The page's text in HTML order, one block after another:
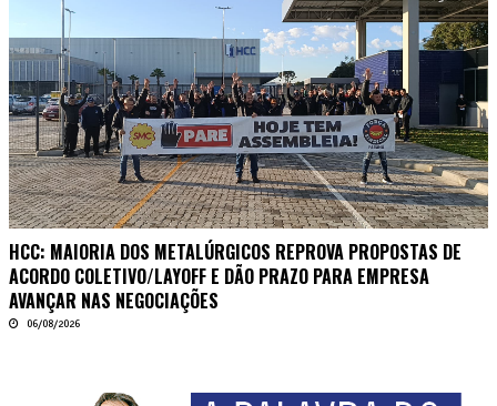
HCC: MAIORIA DOS METALÚRGICOS REPROVA PROPOSTAS DE
ACORDO COLETIVO/LAYOFF E DÃO PRAZO PARA EMPRESA
AVANÇAR NAS NEGOCIAÇÕES
06/08/2026